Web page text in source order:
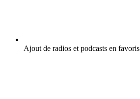
Ajout de radios et podcasts en favoris